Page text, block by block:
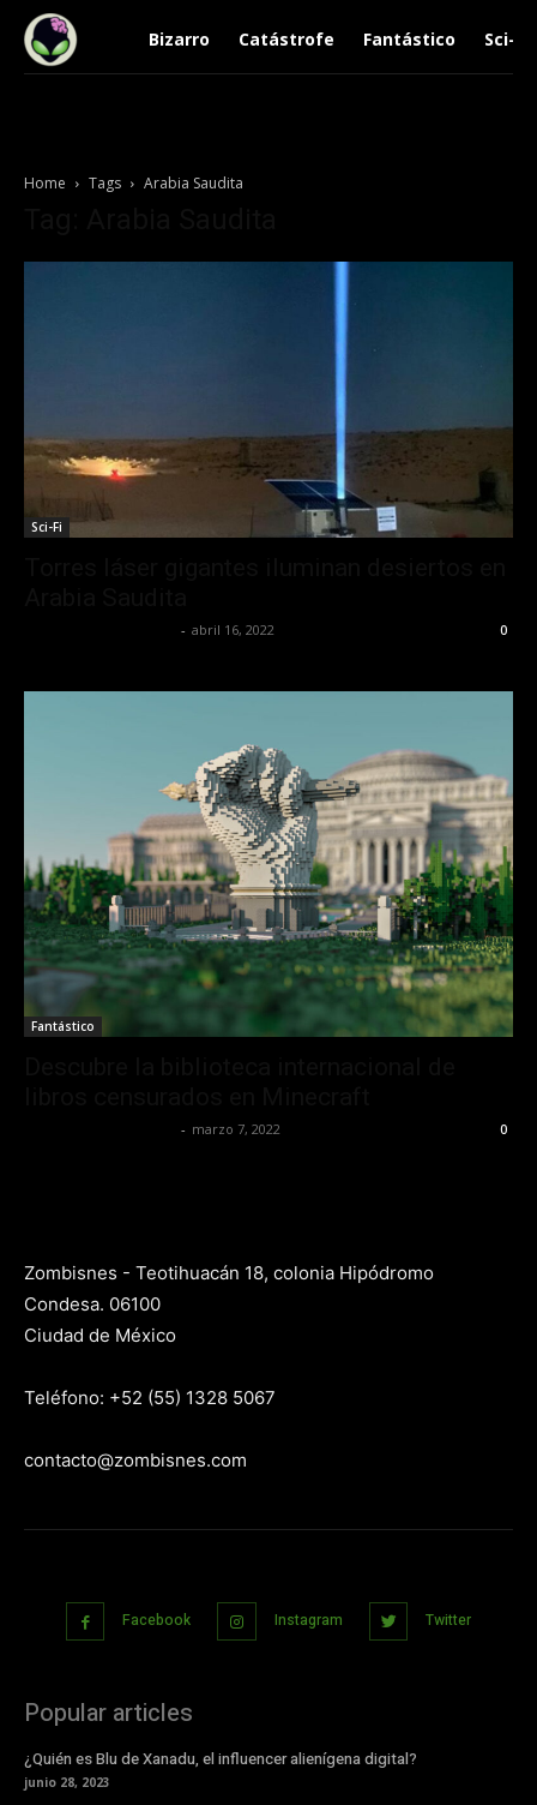
Bizarro Catástrofe Fantástico Sci-Fi
Home Tags Arabia Saudita
Sci-Fi
- abril 16, 2022 0
Fantástico
- marzo 7, 2022 0
Zombisnes - Teotihuacán 18, colonia Hipódromo
Condesa. 06100
Ciudad de México
Teléfono: +52 (55) 1328 5067
contacto@zombisnes.com
Facebook Instagram Twitter
Popular articles
¿Quién es Blu de Xanadu, el influencer alienígena digital?
junio 28, 2023